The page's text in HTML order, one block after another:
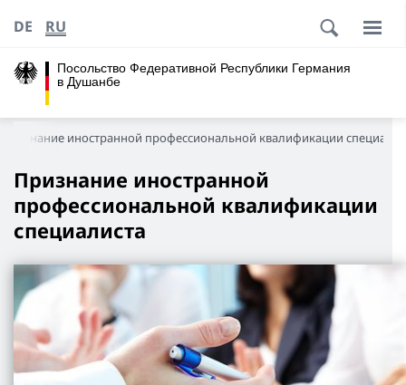
Посольство Федеративной Республики Германия
в Душанбе
DE RU
Признание иностранной профессиональной квалификации
Признание иностранной
профессиональной квалификации
специалиста